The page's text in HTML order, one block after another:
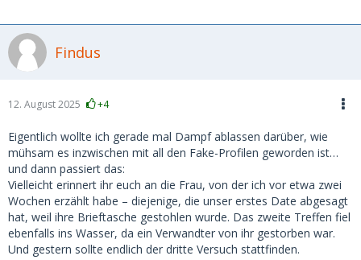
Findus
12. August 2025 +4
Eigentlich wollte ich gerade mal Dampf ablassen darüber, wie
mühsam es inzwischen mit all den Fake-Profilen geworden ist…
und dann passiert das:
Vielleicht erinnert ihr euch an die Frau, von der ich vor etwa zwei
Wochen erzählt habe – diejenige, die unser erstes Date abgesagt
hat, weil ihre Brieftasche gestohlen wurde. Das zweite Treffen fiel
ebenfalls ins Wasser, da ein Verwandter von ihr gestorben war.
Und gestern sollte endlich der dritte Versuch stattfinden.